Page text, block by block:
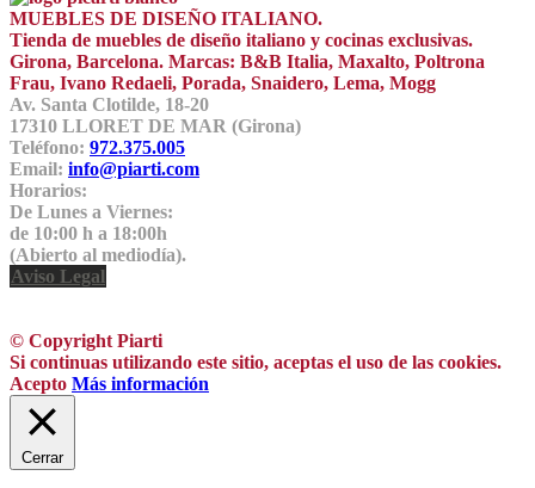
MUEBLES DE DISEÑO ITALIANO.
Tienda de muebles de diseño italiano y cocinas exclusivas.
Girona, Barcelona. Marcas: B&B Italia, Maxalto, Poltrona
Frau, Ivano Redaeli, Porada, Snaidero, Lema, Mogg
Av. Santa Clotilde, 18-20
17310 LLORET DE MAR (Girona)
Teléfono: 972.375.005
Email: info@piarti.com
Horarios:
De Lunes a Viernes:
de 10:00 h a 18:00h
(Abierto al mediodía).
Aviso Legal
© Copyright Piarti
Si continuas utilizando este sitio, aceptas el uso de las cookies.
Acepto Más información
Cerrar